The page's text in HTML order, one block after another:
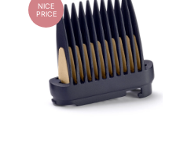
NICE
PRICE